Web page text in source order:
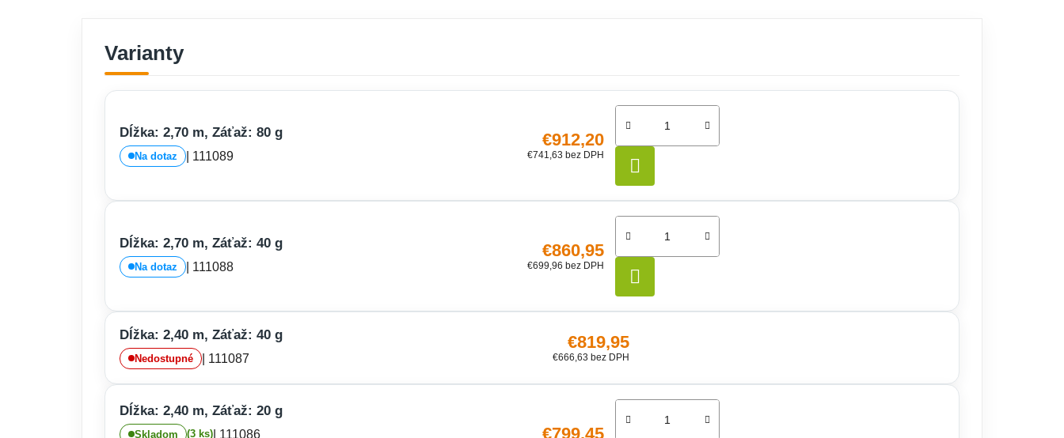
Varianty
Dĺžka: 2,70 m, Záťaž: 80 g
Na dotaz | 111089
€912,20
€741,63 bez DPH
Dĺžka: 2,70 m, Záťaž: 40 g
Na dotaz | 111088
€860,95
€699,96 bez DPH
Dĺžka: 2,40 m, Záťaž: 40 g
Nedostupné | 111087
€819,95
€666,63 bez DPH
Dĺžka: 2,40 m, Záťaž: 20 g
Skladom (3 ks) | 111086 €799,45